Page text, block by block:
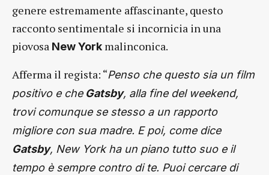
genere estremamente affascinante, questo
racconto sentimentale si incornicia in una
piovosa New York malinconica.
Afferma il regista: “Penso che questo sia un film
positivo e cheGatsby, alla fine del weekend,
trovi comunque se stesso a un rapporto
migliore con sua madre. E poi, come dice
Gatsby, New York ha un piano tutto suo e il
tempo è sempre contro di te. Puoi cercare di